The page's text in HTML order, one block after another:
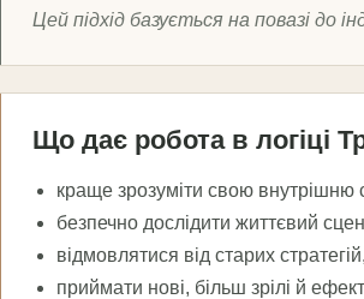
Цей підхід базується на повазі до
Що дає робота в логіці
краще зрозуміти свою внутрішню
безпечно дослідити життєвий
відмовлятися від старих
приймати нові, більш зрілі й